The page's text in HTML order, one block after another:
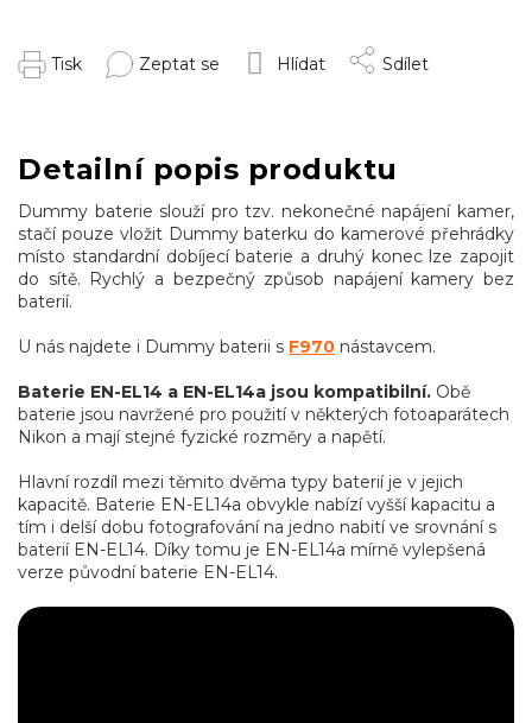
Tisk Zeptat se Hlídat Sdílet
Detailní popis produktu
Dummy baterie slouží pro tzv. nekonečné napájení kamer,
stačí pouze vložit Dummy baterku do kamerové přehrádky
místo standardní dobíjecí baterie a druhý konec lze zapojit
do sítě. Rychlý a bezpečný způsob napájení kamery bez
baterií.
U nás najdete i Dummy baterii s F970 nástavcem.
Baterie EN-EL14 a EN-EL14a jsou kompatibilní. Obě
baterie jsou navržené pro použití v některých fotoaparátech
Nikon a mají stejné fyzické rozměry a napětí.
Hlavní rozdíl mezi těmito dvěma typy baterií je v jejich
kapacitě. Baterie EN-EL14a obvykle nabízí vyšší kapacitu a
tím i delší dobu fotografování na jedno nabití ve srovnání s
baterií EN-EL14. Díky tomu je EN-EL14a mírně vylepšená
verze původní baterie EN-EL14.